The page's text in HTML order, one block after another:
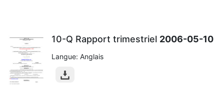
10-Q Rapport trimestriel 2006-05-10
Langue: Anglais